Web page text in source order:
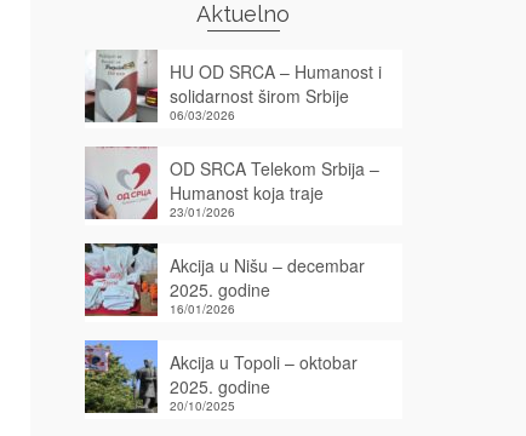
Aktuelno
HU OD SRCA – Humanost i
solidarnost širom Srbije
06/03/2026
OD SRCA Telekom Srbija –
Humanost koja traje
23/01/2026
Akcija u Nišu – decembar
2025. godine
16/01/2026
Akcija u Topoli – oktobar
2025. godine
20/10/2025